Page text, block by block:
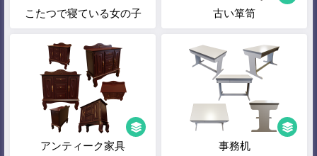
こたつで寝ている女の子 古い箪笥
アンティーク家具 事務机